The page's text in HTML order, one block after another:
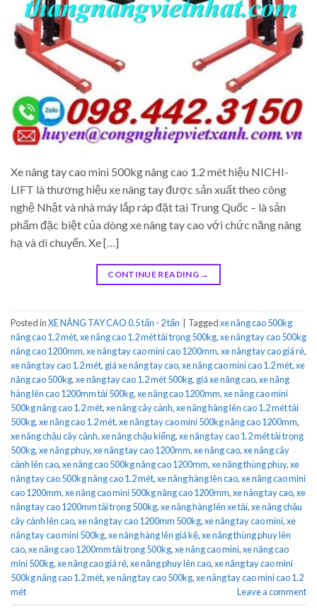
Xe nâng tay cao mini 500kg nâng cao 1.2 mét hiệu NICHI-
LIFT là thương hiệu xe nâng tay được sản xuất theo công
nghệ Nhật và nhà máy lắp ráp đặt tại Trung Quốc – là sản
phẩm đặc biệt của dòng xe nâng tay cao với chức năng nâng
hạ và di chuyển. Xe […]
CONTINUE READING →
Posted inXE NÂNG TAY CAO 0.5 tấn - 2 tấn Taggedxe nâng cao 500kg
nâng cao 1.2 mét,xe nâng cao 1.2 mét tải trọng 500kg,xe nâng tay cao 500kg
nâng cao 1200mm,xe nâng tay cao mini cao 1200mm,xe nâng tay cao giá rẻ,
xe nâng tay cao 1.2 mét, giá xe nâng tay cao,xe nâng cao mini cao 1.2 mét,xe
nâng cao 500kg,xe nâng tay cao 1.2 mét 500kg, giá xe nâng cao,xe nâng
hàng lên cao 1200mm tải 500kg,xe nâng cao 1200mm,xe nâng cao mini
500kg nâng cao 1.2 mét,xe nâng cây cảnh,xe nâng hàng lên cao 1.2 mét tải
500kg,xe nâng cao 1.2 mét,xe nâng tay cao mini 500kg nâng cao 1200mm,
xe nâng chậu cây cảnh,xe nâng chậu kiểng,xe nâng tay cao 1.2 mét tải trọng
500kg,xe nâng phuy,xe nâng tay cao 1200mm,xe nâng cao,xe nâng cây
cảnh lên cao,xe nâng cao 500kg nâng cao 1200mm,xe nâng thùng phuy,xe
nâng tay cao 500kg nâng cao 1.2 mét,xe nâng hàng lên cao,xe nâng cao mini
cao 1200mm,xe nâng cao mini 500kg nâng cao 1200mm,xe nâng tay cao,xe
nâng tay cao 1200mm tải trọng 500kg,xe nâng hàng lên xe tải,xe nâng chậu
cây cảnh lên cao,xe nâng tay cao 1200mm 500kg,xe nâng tay cao mini,xe
nâng tay cao mini 500kg,xe nâng hàng lên giá kệ,xe nâng thùng phuy lên
cao,xe nâng cao 1200mm tải trọng 500kg,xe nâng cao mini,xe nâng cao
mini 500kg,xe nâng cao giá rẻ,xe nâng phuy lên cao,xe nâng tay cao mini
500kg nâng cao 1.2 mét,xe nâng tay cao 500kg,xe nâng tay cao mini cao 1.2
mét
Leave a comment